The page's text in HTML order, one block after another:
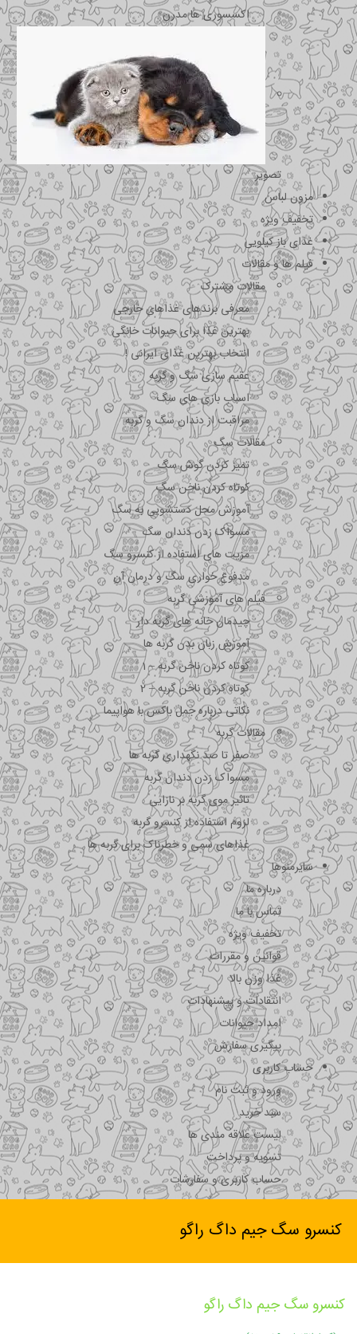
اکسسوری ها مدرن
تصویر
مزون لباس
تخفیف ویژه
غذای باز کیلویی
فیلم ها و مقالات
مقالات مشترک
معرفی برندهای غذاهای خارجی
بهترین غذا برای حیوانات خانگی
انتخاب بهترین غذای ایرانی !
عقیم سازی سگ و گربه
اسباب بازی های سگ
مراقبت از دندان سگ و گربه
مقالات سگ
تمیز کردن گوش سگ
کوتاه کردن ناخن سگ
آموزش محل دستشویی به سگ
مسواک زدن دندان سگ
مزیت های استفاده از کنسرو سگ
مدفوع خواری سگ و درمان آن
فیلم های آموزشی گربه
چیدمان خانه های گربه دار
آموزش زبان بدن گربه ها
کوتاه کردن ناخن گربه – 1
کوتاه کردن ناخن گربه – 2
نکاتی درباره جمل باکس با هواپیما
مقالات گربه
صفر تا صد نگهداری گربه ها
مسواک زدن دندان گربه
تاثیر موی گربه بر نازایی
لزوم استفاده از کنسرو گربه
غذاهای سمی و خطرناک برای گربه ها
سایرمنوها
درباره ما
تماس با ما
تخفیف ویژه
قوانین و مقررات
غذا وزن بالا
انتقادات و پیشنهادات
امداد حیوانات
پیگیری سفارش
حساب کاربری
ورود و ثبت نام
سبد خرید
لیست علاقه مندی ها
تسویه و پرداخت
حساب کاربری و سفارشات
کنسرو سگ جیم داگ راگو
کنسرو سگ جیم داگ راگو